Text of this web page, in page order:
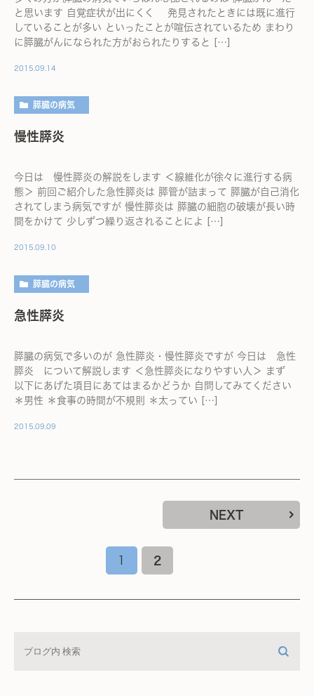
と思います 自覚症状が出にくく 発見されたときには既に進行
していることが多い といったことが喧伝されているため まわり
に膵臓がんになられた方がおられたりすると […]
2015.09.14
膵臓の病気
慢性膵炎
今日は 慢性膵炎の解説をします ＜線維化が徐々に進行する病
態＞ 前回ご紹介した急性膵炎は 膵管が詰まって 膵臓が自己消化
されてしまう病気ですが 慢性膵炎は 膵臓の細胞の破壊が長い時
間をかけて 少しずつ繰り返されることによ […]
2015.09.10
膵臓の病気
急性膵炎
膵臓の病気で多いのが 急性膵炎・慢性膵炎ですが 今日は 急性
膵炎 について解説します ＜急性膵炎になりやすい人＞ まず
以下にあげた項目にあてはまるかどうか 自問してみてください
＊男性 ＊食事の時間が不規則 ＊太ってい […]
2015.09.09
1 2
NEXT